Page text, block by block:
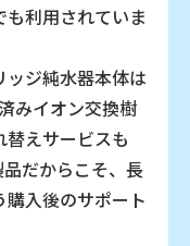
利用されていま
ッジ純水器本体は
みイオン交換樹
えサービスも
だからこそ、長
入後のサポート